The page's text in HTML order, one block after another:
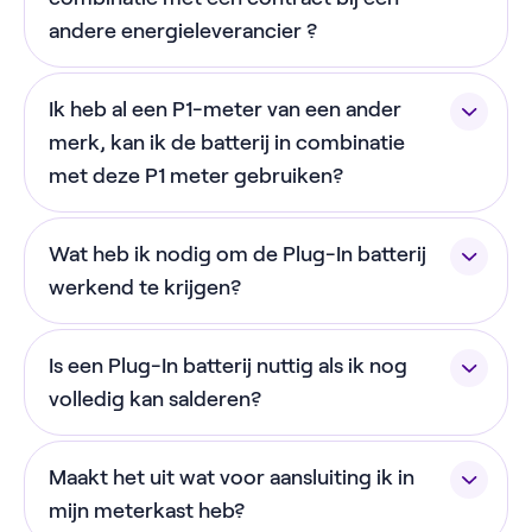
andere energieleverancier ?
Ja! Sinds 1 december 2025 werkt onze batterij met
elk energiecontract. Om gebruik te maken van de
prijsgestuurd modus heb je wel een dynamisch
energiecontract nodig, maar dat hoeft niet van
Ik heb al een P1-meter van een ander
merk, kan ik de batterij in combinatie
met deze P1 meter gebruiken?
Je hebt specifiek de bijgeleverde NextEnergy P1-
meter nodig om gebruik te maken van de batterij.
Heb je al een P1-meter? Geen probleem! Onze P1-
Wat heb ik nodig om de Plug-In batterij
werkend te krijgen?
Voor de installatie van de batterij heb je het
volgende nodig:
de NextEnergy app geïnstalleerd.
Een slimme meter
Is een Plug-In batterij nuttig als ik nog
volledig kan salderen?
Ook als je nu nog volledig kunt salderen, heeft een
Plug-In batterij meerwaarde. Op korte termijn
gebruik je meer van je eigen duurzame stroom en
Maakt het uit wat voor aansluiting ik in
mijn meterkast heb?